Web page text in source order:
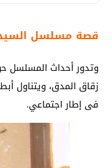
قصة مسلسل
وتدور أحداث المسلسل
زقاق المدق، ويتناول
فى إطار اجتماعي.